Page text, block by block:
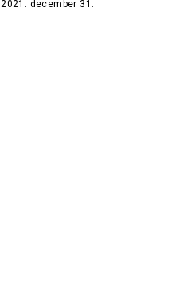
2021. december 31.